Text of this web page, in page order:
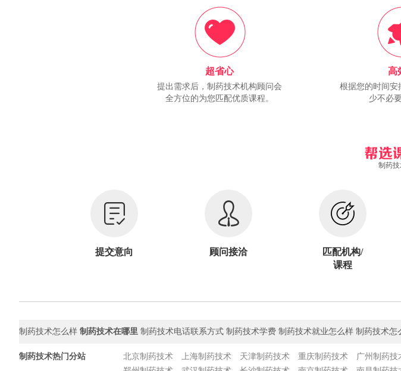
超省心
提出需求后，制药技术机构顾问会
全方位的为您匹配优质课程。
高
根据您的时间安
少不必
制药
提交意向 顾问接洽
匹配机构/
课程
制药技术怎么样 制药技术在哪里 制药技术电话联系方式 制药技术学费 制药技术就业怎么样 制药技术
制药技术热门分站 北京制药技术 上海制药技术 天津制药技术 重庆制药技术 广州制药技